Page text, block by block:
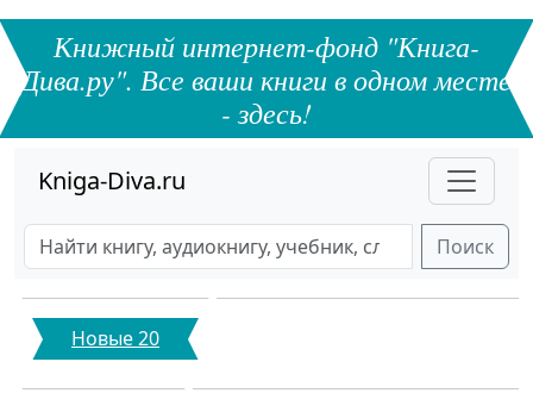
Книжный интернет-фонд "Книга-
Дива.ру". Все ваши книги в одном месте
- здесь!
Kniga-Diva.ru
Поиск
Новые 20